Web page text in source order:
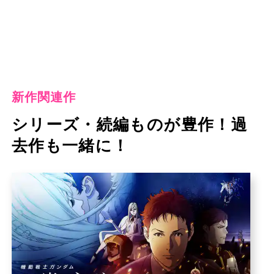
新作関連作
シリーズ・続編ものが豊作！過
去作も一緒に！